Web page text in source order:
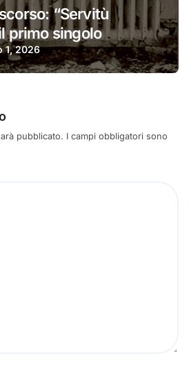
“Servitù
primo singolo
1, 2026
pubblicato. I campi obbligatori sono